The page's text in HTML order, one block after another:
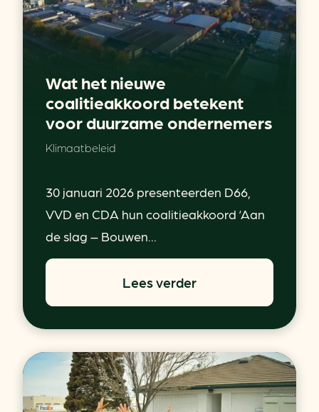
Wat het nieuwe
coalitieakkoord betekent
voor duurzame ondernemers
Klimaatbeleid
30 januari 2026 presenteerden D66,
VVD en CDA hun coalitieakkoord ‘Aan
de slag – Bouwen...
Lees verder